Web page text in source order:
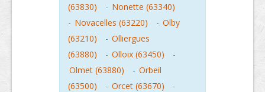
(63830)
- Nonette (63340)
- Novacelles (63220) - Olby
(63210)
- Olliergues
(63880)
- Olloix (63450)
-
Olmet (63880)
- Orbeil
(63500)
- Orcet (63670)
-